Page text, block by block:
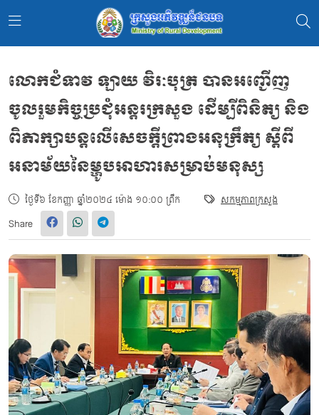
លោកជំទាវ ឡាយ វិរៈបុត្រ បានអញ្ជើញ
ចូលរួមកិច្ចប្រជុំអន្តរក្រសួង ដើម្បីពិនិត្យ និង
ពិភាក្សាបន្តលើសេចក្តីព្រាងអនុក្រឹត្យ ស្តីពី
អនាម័យនៃម្ហូបអាហារសម្រាប់មនុស្ស
ថ្ងៃទី៦ ខែកញ្ញា ឆ្នាំ២០២៤ ម៉ោង ១០:០០ ព្រឹក សកម្មភាពក្រសួង
Share